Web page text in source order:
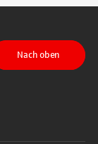
Nach oben